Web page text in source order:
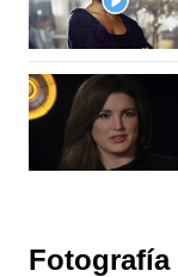
Fotografía